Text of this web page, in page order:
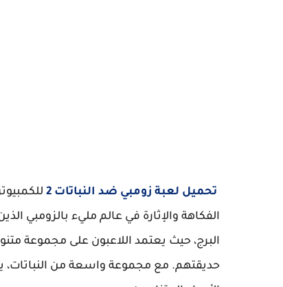
تحميل لعبة زومبي ضد النباتات 2
الفكاهة والإثارة في عالم مليء بالزومبي
البرج، حيث يعتمد اللاعبون على مجموعة
حديقتهم. مع مجموعة واسعة من النباتات،